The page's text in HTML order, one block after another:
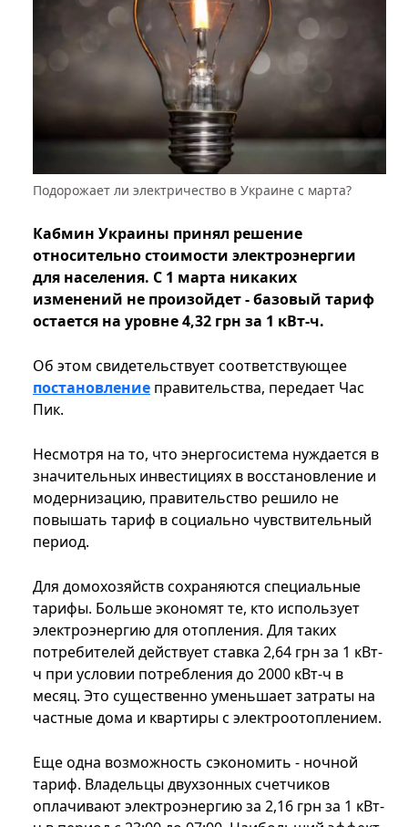
Подорожает ли электричество в Украине с марта?
Кабмин Украины принял решение
относительно стоимости электроэнергии
для населения. С 1 марта никаких
изменений не произойдет - базовый тариф
остается на уровне 4,32 грн за 1 кВт-ч.
Об этом свидетельствует соответствующее
постановление правительства, передает Час
Пик.
Несмотря на то, что энергосистема нуждается в
значительных инвестициях в восстановление и
модернизацию, правительство решило не
повышать тариф в социально чувствительный
период.
Для домохозяйств сохраняются специальные
тарифы. Больше экономят те, кто использует
электроэнергию для отопления. Для таких
потребителей действует ставка 2,64 грн за 1 кВт-
ч при условии потребления до 2000 кВт-ч в
месяц. Это существенно уменьшает затраты на
частные дома и квартиры с электроотоплением.
Еще одна возможность сэкономить - ночной
тариф. Владельцы двухзонных счетчиков
оплачивают электроэнергию за 2,16 грн за 1 кВт-